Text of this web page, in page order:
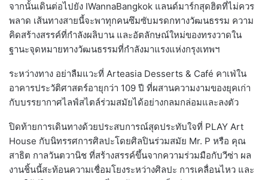
จากนั้นเดินต่อไปยัง IWannaBangkok แลนด์มาร์กสุดฮิตที่ไม่ควร
พลาด เส้นทางสายนี้จะพาทุกคนซึมซับมรดกทางวัฒนธรรม ความ
คิดสร้างสรรค์ที่กำลังผลิบาน และอัตลักษณ์ใหม่ของทรงวาดใน
ฐานะจุดหมายทางวัฒนธรรมที่กำลังมาแรงแห่งกรุงเทพฯ
ระหว่างทาง อย่าลืมแวะที่ Arteasia Desserts & Café คาเฟ่ใน
อาคารประวัติศาสตร์อายุกว่า 109 ปี ที่ผสานความงามของยุคเก่า
กับบรรยากาศไลฟ์สไตล์ร่วมสมัยได้อย่างกลมกล่อมและลงตัว
ปิดท้ายการเดินทางด้วยประสบการณ์สุดประทับใจที่ PLAY Art
House กับนิทรรศการศิลปะโดยศิลปินร่วมสมัย Mr. P หรือ คุณ
สาธิต กาลวันตวานิช ที่สร้างสรรค์ขึ้นจากความร่วมมือกับวีซ่า ผล
งานชิ้นนี้สะท้อนความเชื่อมโยงระหว่างศิลปะ การเคลื่อนไหว และ